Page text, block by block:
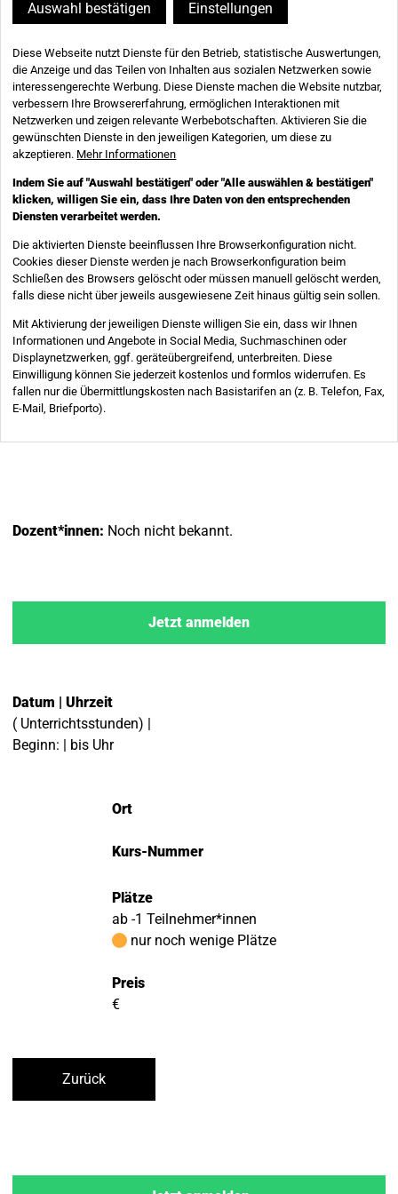
Dozent*innen: Noch nicht bekannt.
Jetzt anmelden
Datum | Uhrzeit
( Unterrichtsstunden) |
Beginn: | bis Uhr
Ort
Kurs-Nummer
Plätze
ab -1 Teilnehmer*innen
nur noch wenige Plätze
Preis
€
Zurück